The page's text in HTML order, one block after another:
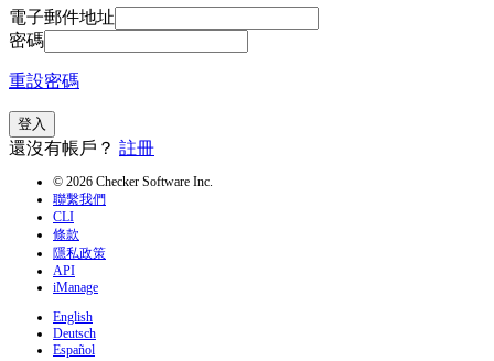
電子郵件地址
密碼
重設密碼
登入
還沒有帳戶？ 註冊
© 2026 Checker Software Inc.
聯繫我們
CLI
條款
隱私政策
API
iManage
English
Deutsch
Español